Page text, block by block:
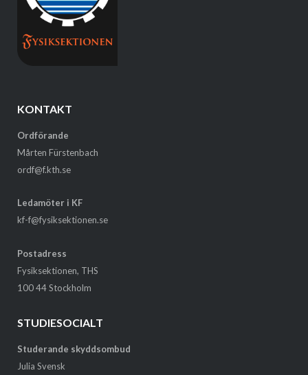
KONTAKT
Ordförande
Mårten Fürstenbach
ordf@f.kth.se
Ledamöter i KF
kf-f@fysiksektionen.se
Postadress
Fysiksektionen, THS
100 44 Stockholm
STUDIESOCIALT
Studerande skyddsombud
Julia Svensk